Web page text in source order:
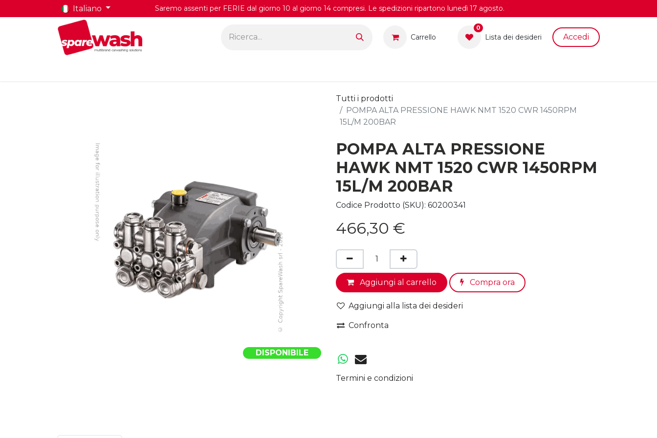
Italiano Saremo assenti per FERIE dal giorno 10 al giorno 14 compresi. Le spedizioni ripartono lunedì 17 agosto.
Carrello
0
Lista dei desid​eri Accedi
Tutti i prodotti
POMPA ALTA PRESSIONE HAWK NMT 1520 CWR 1450RPM
15L/M 200BAR
DISPONIBILE
POMPA ALTA PRESSIONE
HAWK NMT 1520 CWR 1450RPM
15L/M 200BAR
Codice Prodotto (SKU): 60200341
466,30 €
Aggiungi al carrello Compra ora
Aggiungi alla lista dei desideri
Confronta
Termini e condizioni